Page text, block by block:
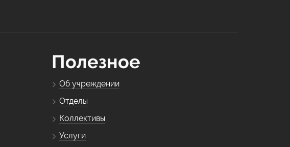
Полезное
Об учреждении
Отделы
Коллективы
Услуги